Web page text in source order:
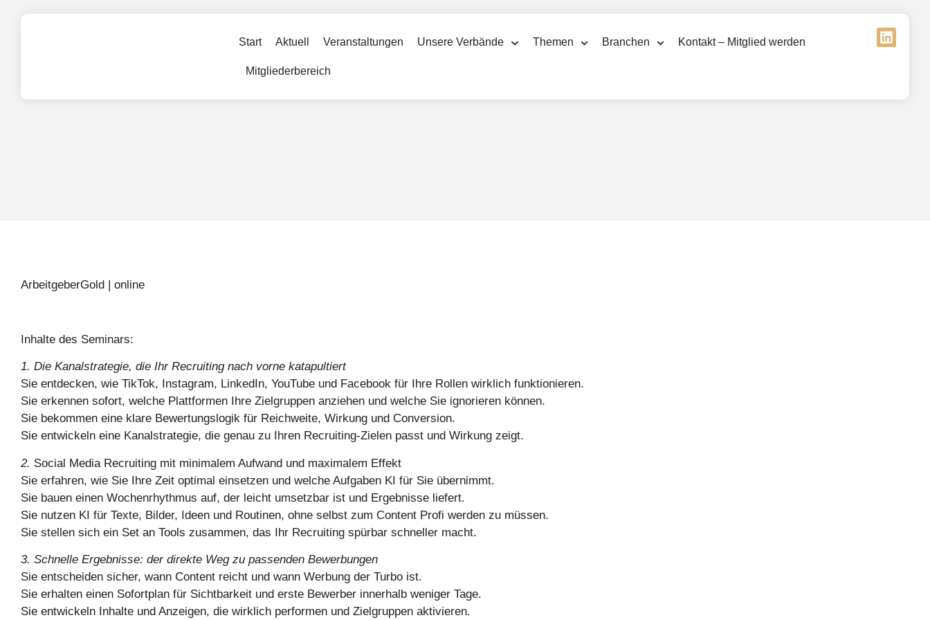
Start Aktuell Veranstaltungen Unsere Verbände Themen Branchen Kontakt – Mitglied werden
Mitgliederbereich
ArbeitgeberGold | online
Inhalte des Seminars:
1. Die Kanalstrategie, die Ihr Recruiting nach vorne katapultiert
Sie entdecken, wie TikTok, Instagram, LinkedIn, YouTube und Facebook für Ihre Rollen wirklich funktionieren.
Sie erkennen sofort, welche Plattformen Ihre Zielgruppen anziehen und welche Sie ignorieren können.
Sie bekommen eine klare Bewertungslogik für Reichweite, Wirkung und Conversion.
Sie entwickeln eine Kanalstrategie, die genau zu Ihren Recruiting-Zielen passt und Wirkung zeigt.
2. Social Media Recruiting mit minimalem Aufwand und maximalem Effekt
Sie erfahren, wie Sie Ihre Zeit optimal einsetzen und welche Aufgaben KI für Sie übernimmt.
Sie bauen einen Wochenrhythmus auf, der leicht umsetzbar ist und Ergebnisse liefert.
Sie nutzen KI für Texte, Bilder, Ideen und Routinen, ohne selbst zum Content Profi werden zu müssen.
Sie stellen sich ein Set an Tools zusammen, das Ihr Recruiting spürbar schneller macht.
3. Schnelle Ergebnisse: der direkte Weg zu passenden Bewerbungen
Sie entscheiden sicher, wann Content reicht und wann Werbung der Turbo ist.
Sie erhalten einen Sofortplan für Sichtbarkeit und erste Bewerber innerhalb weniger Tage.
Sie entwickeln Inhalte und Anzeigen, die wirklich performen und Zielgruppen aktivieren.